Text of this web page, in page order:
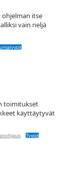
ohjelman itse
vain neljä
toimitukset
käyttäytyvät
Tyypit